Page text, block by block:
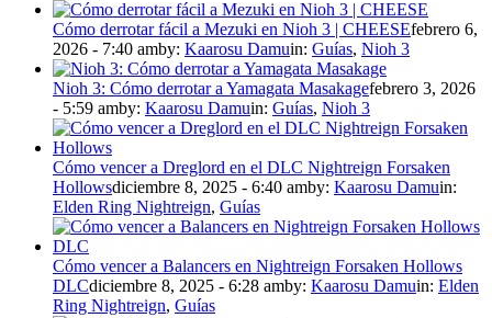
Cómo derrotar fácil a Mezuki en Nioh 3 | CHEESEfebrero 6,
2026 - 7:40 amby: Kaarosu Damuin: Guías, Nioh 3
Nioh 3: Cómo derrotar a Yamagata Masakagefebrero 3, 2026
- 5:59 amby: Kaarosu Damuin: Guías, Nioh 3
Cómo vencer a Dreglord en el DLC Nightreign Forsaken
Hollowsdiciembre 8, 2025 - 6:40 amby: Kaarosu Damuin:
Elden Ring Nightreign, Guías
Cómo vencer a Balancers en Nightreign Forsaken Hollows
DLCdiciembre 8, 2025 - 6:28 amby: Kaarosu Damuin: Elden
Ring Nightreign, Guías